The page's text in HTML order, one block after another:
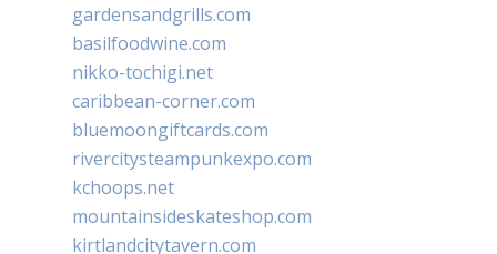
gardensandgrills.com
basilfoodwine.com
nikko-tochigi.net
caribbean-corner.com
bluemoongiftcards.com
rivercitysteampunkexpo.com
kchoops.net
mountainsideskateshop.com
kirtlandcitytavern.com